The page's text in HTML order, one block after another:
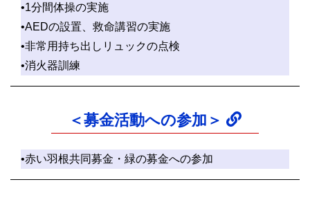
•1分間体操の実施
•AEDの設置、救命講習の実施
•非常用持ち出しリュックの点検
•消火器訓練
＜募金活動への参加＞
•赤い羽根共同募金・緑の募金への参加